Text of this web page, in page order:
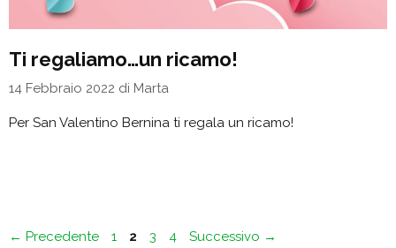
Ti regaliamo…un ricamo!
14 Febbraio 2022 di Marta
Per San Valentino Bernina ti regala un ricamo!
← Precedente Pagina
1 Pagina
2 Pagina
3 Pagina
4 Successivo →